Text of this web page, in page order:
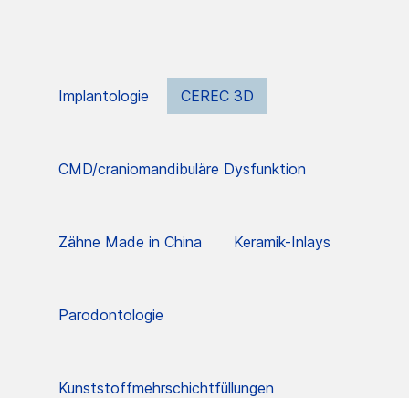
Implantologie CEREC 3D
CMD/craniomandibuläre Dysfunktion
Zähne Made in China Keramik-Inlays
Parodontologie
Kunststoffmehrschichtfüllungen